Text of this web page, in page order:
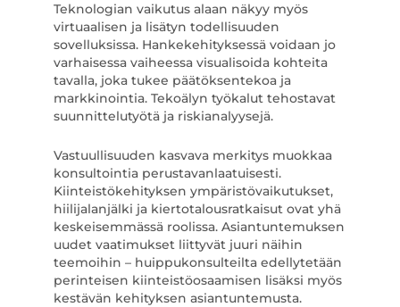
Teknologian vaikutus alaan näkyy myös
virtuaalisen ja lisätyn todellisuuden
sovelluksissa. Hankekehityksessä voidaan jo
varhaisessa vaiheessa visualisoida kohteita
tavalla, joka tukee päätöksentekoa ja
markkinointia. Tekoälyn työkalut tehostavat
suunnittelutyötä ja riskianalyysejä.
Vastuullisuuden kasvava merkitys muokkaa
konsultointia perustavanlaatuisesti.
Kiinteistökehityksen ympäristövaikutukset,
hiilijalanjälki ja kiertotalousratkaisut ovat yhä
keskeisemmässä roolissa. Asiantuntemuksen
uudet vaatimukset liittyvät juuri näihin
teemoihin – huippukonsulteilta edellytetään
perinteisen kiinteistöosaamisen lisäksi myös
kestävän kehityksen asiantuntemusta.